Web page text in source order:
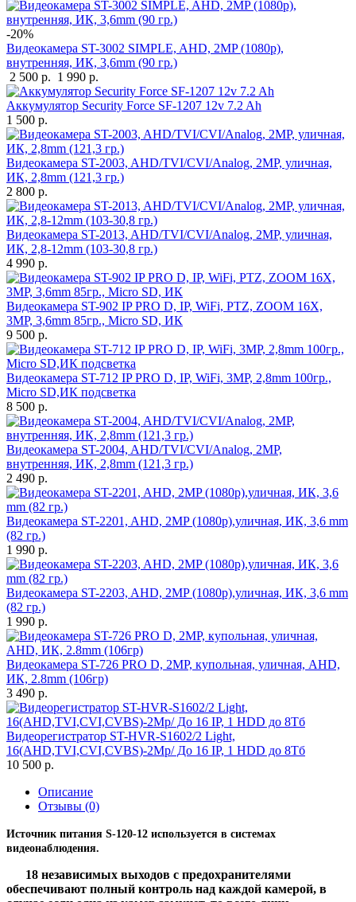
-20%
Видеокамера ST-3002 SIMPLE, AHD, 2MP (1080p),
внутренняя, ИК, 3,6mm (90 гр.)
2 500 р. 1 990 р.
Аккумулятор Security Force SF-1207 12v 7.2 Ah
1 500 р.
Видеокамера ST-2003, AHD/TVI/CVI/Analog, 2MP, уличная,
ИК, 2,8mm (121,3 гр.)
2 800 р.
Видеокамера ST-2013, AHD/TVI/CVI/Analog, 2MP, уличная,
ИК, 2,8-12mm (103-30,8 гр.)
4 990 р.
Видеокамера ST-902 IP PRO D, IP, WiFi, PTZ, ZOOM 16X,
3MP, 3,6mm 85гр., Micro SD, ИК
9 500 р.
Видеокамера ST-712 IP PRO D, IP, WiFi, 3MP, 2,8mm 100гр.,
Micro SD,ИК подсветка
8 500 р.
Видеокамера ST-2004, AHD/TVI/CVI/Analog, 2MP,
внутренняя, ИК, 2,8mm (121,3 гр.)
2 490 р.
Видеокамера ST-2201, AHD, 2MP (1080p),уличная, ИК, 3,6 mm
(82 гр.)
1 990 р.
Видеокамера ST-2203, AHD, 2MP (1080p),уличная, ИК, 3,6 mm
(82 гр.)
1 990 р.
Видеокамера ST-726 PRO D, 2МР, купольная, уличная, AHD,
ИК, 2.8mm (106гр)
3 490 р.
Видеорегистратор ST-HVR-S1602/2 Light,
16(AHD,TVI,CVI,CVBS)-2Mp/ До 16 IP, 1 HDD до 8Тб
10 500 р.
Описание
Отзывы (0)
Источник питания S-120-12 используется в системах
видеонаблюдения.
18 независимых выходов с предохранителями
обеспечивают полный контроль над каждой камерой, в